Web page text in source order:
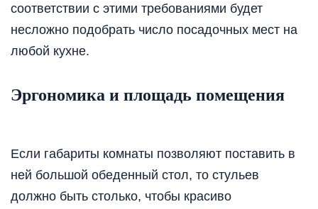
соответствии с этими требованиями будет
несложно подобрать число посадочных мест на
любой кухне.
Эргономика и площадь помещения
Если габариты комнаты позволяют поставить в
ней большой обеденный стол, то стульев
должно быть столько, чтобы красиво